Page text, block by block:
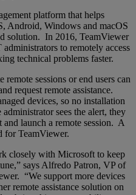
platform that helps
Android, Windows and macOS
solution. In 2016, TeamViewer
to remotely access
technical problems faster.
sessions or end users can
request remote assistance.
devices, so no installation
sees the alert, they
launch a remote session. A
for TeamViewer.
closely with Microsoft to keep
says Alfredo Patron, VP of
“We support more devices
remote assistance solution on